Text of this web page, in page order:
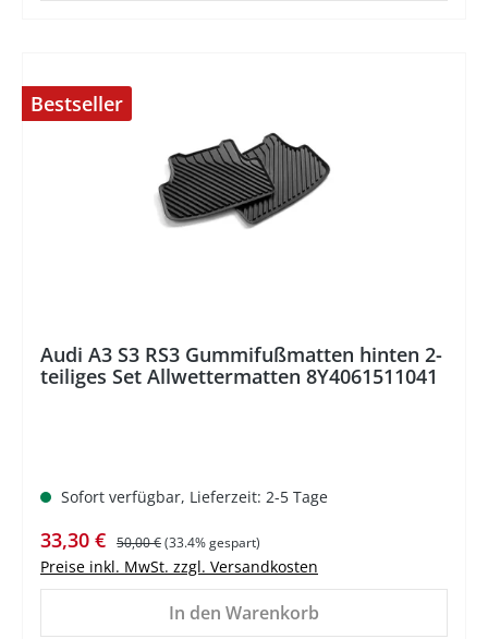
Bestseller
Audi A3 S3 RS3 Gummifußmatten hinten 2-
teiliges Set Allwettermatten 8Y4061511041
Sofort verfügbar, Lieferzeit: 2-5 Tage
Verkaufspreis:
33,30 € Regulärer Preis:
50,00 €(33.4% gespart)
Preise inkl. MwSt. zzgl. Versandkosten
In den Warenkorb